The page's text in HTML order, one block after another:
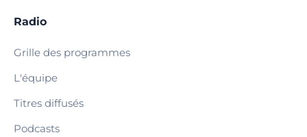
Radio
Grille des programmes
L'équipe
Titres diffusés
Podcasts